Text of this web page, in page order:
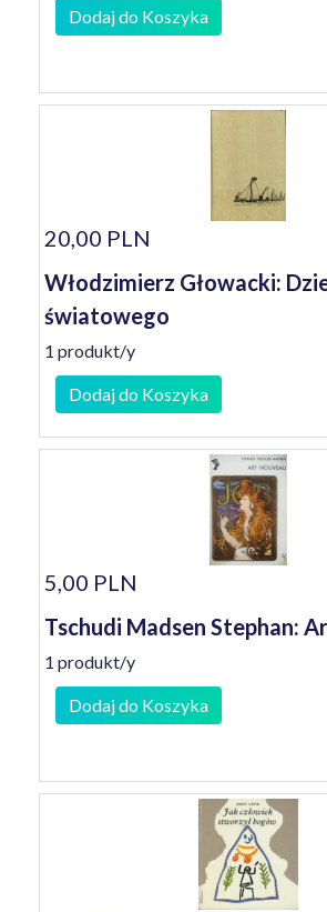
Dodaj do Koszyka
20,00 PLN
Włodzimierz Głowacki:
światowego
1 produkt/y
Dodaj do Koszyka
5,00 PLN
Tschudi Madsen Stephan:
1 produkt/y
Dodaj do Koszyka